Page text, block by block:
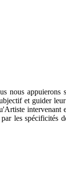
nous appuierons
et guider
les spécificités